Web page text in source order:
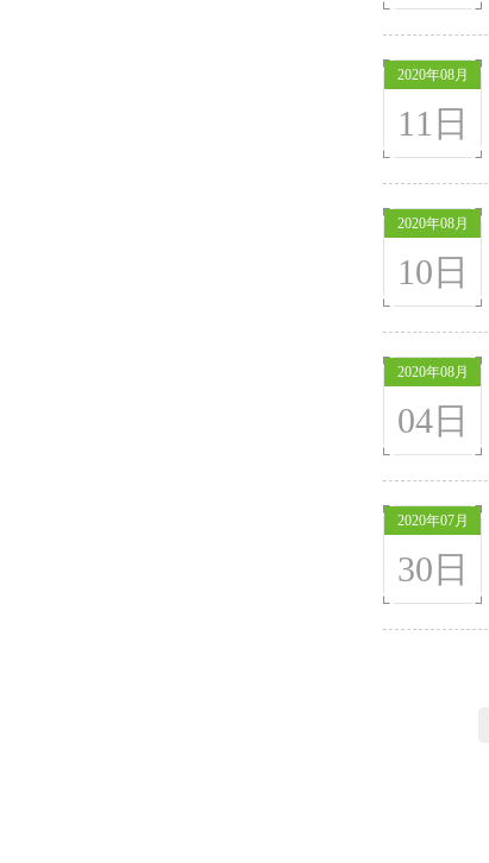
2020年08月
11日
2020年08月
10日
2020年08月
04日
2020年07月
30日